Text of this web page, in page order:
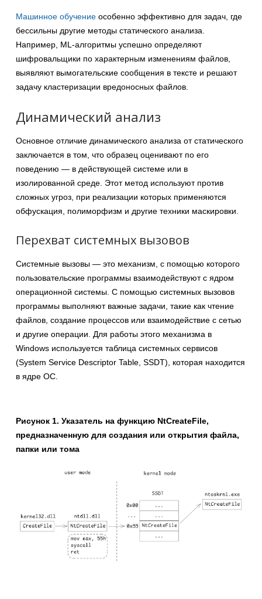
Машинное обучение особенно эффективно для задач, где
бессильны другие методы статического анализа.
Например, ML-алгоритмы успешно определяют
шифровальщики по характерным изменениям файлов,
выявляют вымогательские сообщения в тексте и решают
задачу кластеризации вредоносных файлов.
Динамический анализ
Основное отличие динамического анализа от статического
заключается в том, что образец оценивают по его
поведению — в действующей системе или в
изолированной среде. Этот метод используют против
сложных угроз, при реализации которых применяются
обфускация, полиморфизм и другие техники маскировки.
Перехват системных вызовов
Системные вызовы — это механизм, с помощью которого
пользовательские программы взаимодействуют с ядром
операционной системы. С помощью системных вызовов
программы выполняют важные задачи, такие как чтение
файлов, создание процессов или взаимодействие с сетью
и другие операции. Для работы этого механизма в
Windows используется таблица системных сервисов
(System Service Descriptor Table, SSDT), которая находится
в ядре ОС.
Рисунок 1. Указатель на функцию NtCreateFile,
предназначенную для создания или открытия файла,
папки или тома